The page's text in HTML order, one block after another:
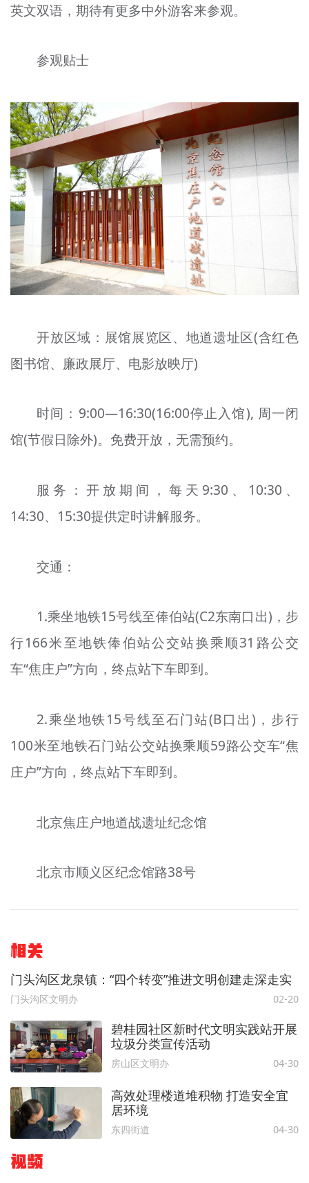
英文双语，期待有更多中外游客来参观。
参观贴士
开放区域：展馆展览区、地道遗址区(含红色
图书馆、廉政展厅、电影放映厅)
时间：9:00—16:30(16:00停止入馆), 周一闭
馆(节假日除外)。免费开放，无需预约。
服务：开放期间，每天9:30、10:30、
14:30、15:30提供定时讲解服务。
交通：
1.乘坐地铁15号线至俸伯站(C2东南口出)，步
行166米至地铁俸伯站公交站换乘顺31路公交
车“焦庄户”方向，终点站下车即到。
2.乘坐地铁15号线至石门站(B口出)，步行
100米至地铁石门站公交站换乘顺59路公交车“焦
庄户”方向，终点站下车即到。
北京焦庄户地道战遗址纪念馆
北京市顺义区纪念馆路38号
相关
门头沟区龙泉镇：“四个转变”推进文明创建走深走实
门头沟区文明办 02-20
碧桂园社区新时代文明实践站开展
垃圾分类宣传活动
房山区文明办 04-30
高效处理楼道堆积物 打造安全宜
居环境
东四街道 04-30
视频